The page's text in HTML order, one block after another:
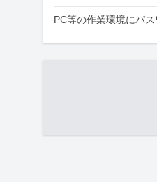
PC等の作業環境にパ